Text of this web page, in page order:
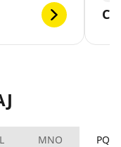
MNO PQRS